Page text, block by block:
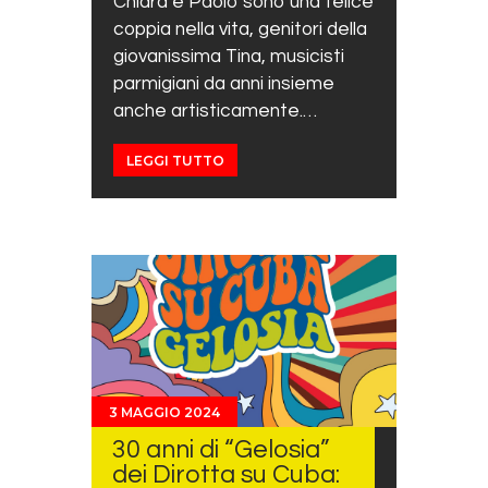
coppia nella vita, genitori della
giovanissima Tina, musicisti
parmigiani da anni insieme
anche artisticamente.…
LEGGI TUTTO
3 MAGGIO 2024
30 anni di “Gelosia”
dei Dirotta su Cuba: